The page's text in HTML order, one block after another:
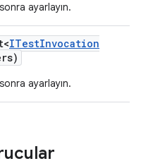
ayarlayın.
ITestInvocation
ayarlayın.